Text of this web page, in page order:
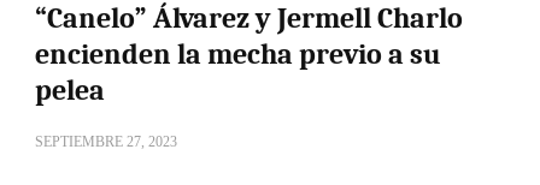
“Canelo” Álvarez y Jermell Charlo
encienden la mecha previo a su
pelea
SEPTIEMBRE 27, 2023